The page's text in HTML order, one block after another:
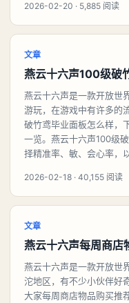
2026-02-20 · 5,885 阅读
文章
燕云十六声100级破
燕云十六声是一款开放世
游玩，在游戏中有许多的
破竹鸢毕业面板怎么样，
一览。燕云十六声100级
择精准率、敏、会心率，
2026-02-18 · 40,155 阅读
文章
燕云十六声每周商店
燕云十六声是一款开放世
沱地区，有不少小伙伴好
大家每周商店物品购买推